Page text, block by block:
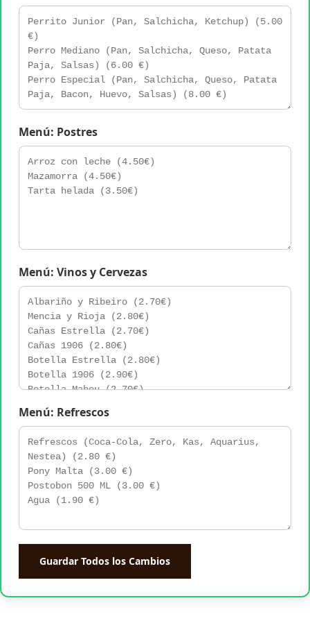
Menú: Postres
Menú: Vinos y Cervezas
Menú: Refrescos
Guardar Todos los Cambios